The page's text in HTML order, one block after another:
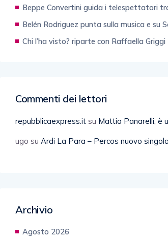
Beppe Convertini guida i telespettatori
Belén Rodriguez punta sulla musica e su
Chi l’ha visto? riparte con Raffaella Griggi
Commenti dei lettori
repubblicaexpress.it su Mattia Panarelli, è
ugo su Ardi La Para – Percos nuovo singolo
Archivio
Agosto 2026